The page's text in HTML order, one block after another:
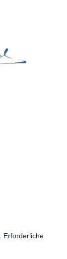
Erforderliche